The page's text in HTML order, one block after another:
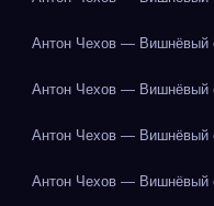
Антон Чехов — Вишнёвый
Антон Чехов — Вишнёвый
Антон Чехов — Вишнёвый
Антон Чехов — Вишнёвый